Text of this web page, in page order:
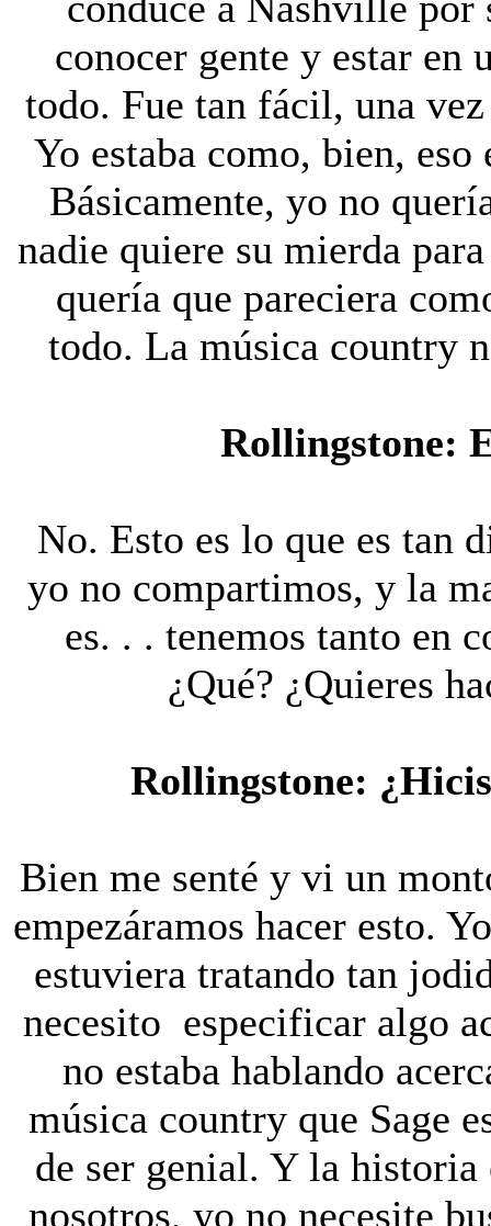
conocer gente y estar en
todo. Fue tan fácil, una
Yo estaba como, bien,
Básicamente, yo no
nadie quiere su mierda
quería que pareciera
todo. La música country
Rollingstone:
No. Esto es lo que es tan
yo no compartimos, y la
es. . . tenemos tanto en
¿Qué? ¿Quieres
Rollingstone:
Bien me senté y vi un
empezáramos hacer esto.
estuviera tratando tan
necesito especificar algo
no estaba hablando
música country que Sage
de ser genial. Y la historia
nosotros, yo no necesite